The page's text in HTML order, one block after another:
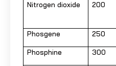
Nitrogen dioxide 200
Phosgene 250
Phosphine 300